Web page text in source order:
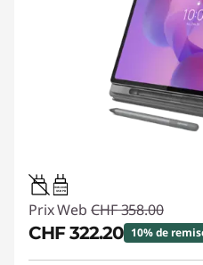
20W-60W
USB PD
Prix Web CHF 358.00
CHF 322.20 10% de